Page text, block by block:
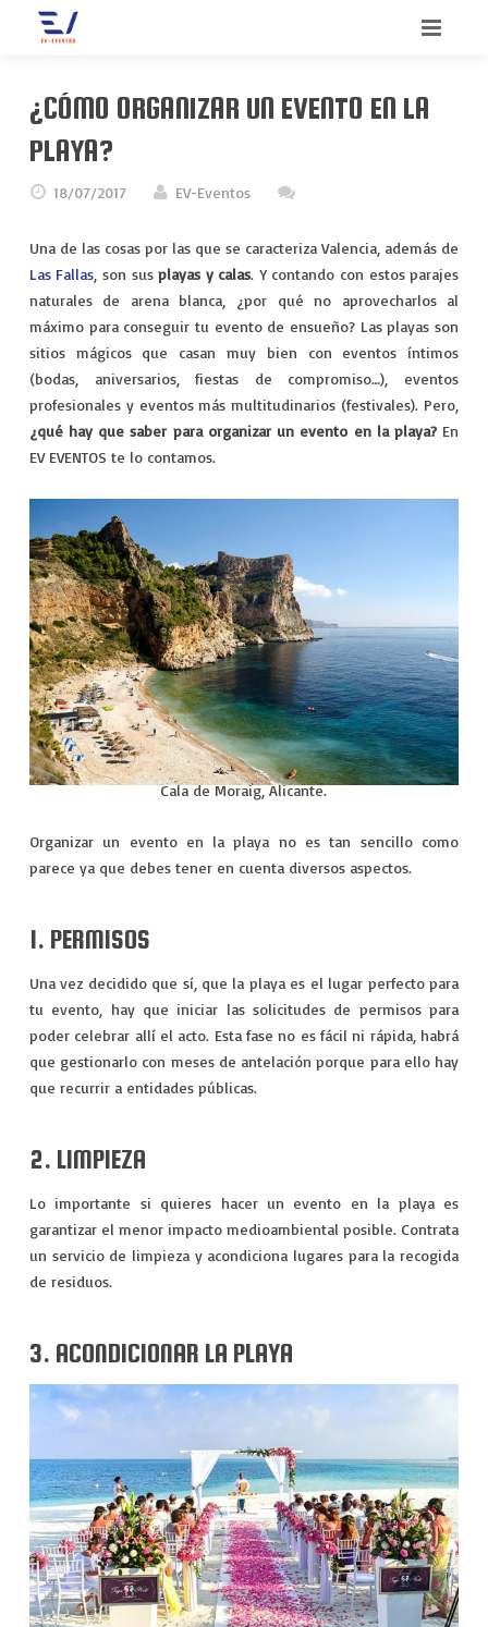
SERVICIOS
CONVENCIONES
INCENTIVOS
MEETINGS
MERCHANDISING
EXPERIENCIAS
CONTACTO
BLOG
¿CÓMO ORGANIZAR UN EVENTO EN LA
PLAYA?
18/07/2017 EV-Eventos
Una de las cosas por las que se caracteriza Valencia, además de
Las Fallas , son susplayas y calas. Y contando con estos parajes
naturales de arena blanca, ¿por qué no aprovecharlos al
máximo para conseguir tu evento de ensueño? Las playas son
sitios mágicos que casan muy bien con eventos íntimos
(bodas, aniversarios, fiestas de compromiso…), eventos
profesionales y eventos más multitudinarios (festivales). Pero,
¿qué hay que saber para organizar un evento en la playa?En
EV EVENTOS te lo contamos.
Cala de Moraig, Alicante.
Organizar un evento en la playa no es tan sencillo como
parece ya que debes tener en cuenta diversos aspectos.
1. PERMISOS
Una vez decidido que sí, que la playa es el lugar perfecto para
tu evento, hay que iniciar las solicitudes de permisos para
poder celebrar allí el acto. Esta fase no es fácil ni rápida, habrá
que gestionarlo con meses de antelación porque para ello hay
que recurrir a entidades públicas.
2. LIMPIEZA
Lo importante si quieres hacer un evento en la playa es
garantizar el menor impacto medioambiental posible. Contrata
un servicio de limpieza y acondiciona lugares para la recogida
de residuos.
3. ACONDICIONAR LA PLAYA